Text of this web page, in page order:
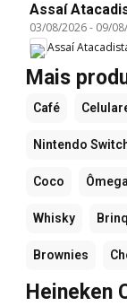
Assaí
03/08/2026- 09/
Assaí
Mais
Café
Nintendo
Coco
Whisky
Brownies
Heineken